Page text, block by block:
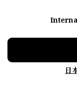
日